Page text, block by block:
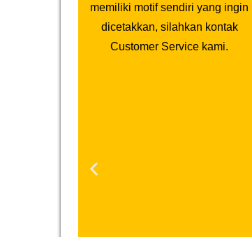
memiliki motif sendiri yang ingin
dicetakkan, silahkan kontak
Customer Service kami.